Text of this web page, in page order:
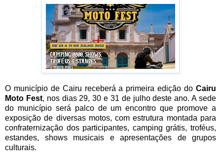
O município de Cairu receberá a primeira edição do Cairu
Moto Fest, nos dias 29, 30 e 31 de julho deste ano. A sede
do município será palco de um encontro que promove a
exposição de diversas motos, com estrutura montada para
confraternização dos participantes, camping grátis, troféus,
estandes, shows musicais e apresentações de grupos
culturais.